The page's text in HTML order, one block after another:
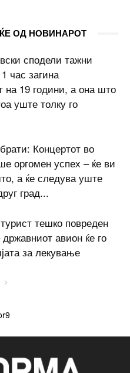
ОД НОВИНАРОТ
сподели тажни
час загина
на 19 години, а она што
уште толку го
Концертот во
оргомен успех – ќе ви
а ќе следува уште
град...
тешко повреден
државниот авион ќе го
за лекување